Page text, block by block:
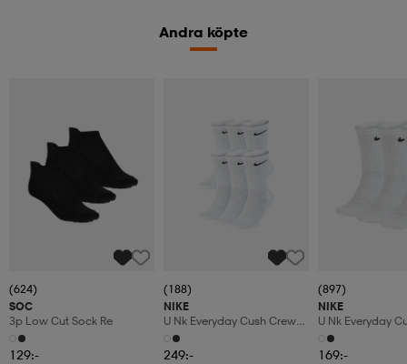
Andra köpte
(624)
SOC
3p Low Cut Sock Re
129:-
(188)
NIKE
U Nk Everyday Cush Crew
6pr-Bd
249:-
(897)
NIKE
U Nk Everyday
3pr
169:-